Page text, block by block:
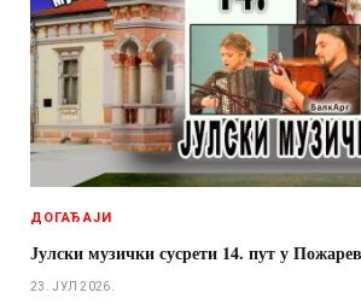
ДОГАЂАЈИ
Јулски музички сусрети 14. пут у
23. ЈУЛ 2026.